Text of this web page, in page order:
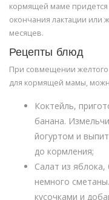
кормящей маме придется
окончания лактации или
месяцев.
Рецепты блюд
При совмещении
для кормящей мамы,
Коктейль,
банана.
йогуртом и
до кормления;
Салат из
немного
кусочками и